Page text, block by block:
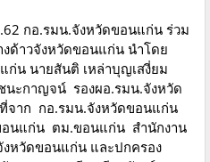
กอ.รมน.จังหวัดขอนแก่น​ ร่วม
ด้าว​จังห​วัดขอนแก่น​ นำโดย
ก่น นายสันติ​ เหล่าบุญ​เสงี่ยม​
ะกาญจน์​ รอง​ผอ.รมน.จังหวัด​
จาก กอ.รมน.จังหวัด​ขอนแก่น​
นแก่น​ ตม.ขอนแก่น​ สำนักงาน
งหวัด​ขอนแก่น​ และปกครอง